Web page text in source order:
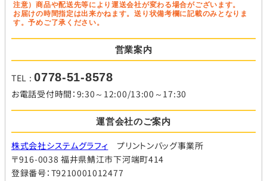
注意）商品や配送先等により運送会社が変わる場合がございます。
お届けの時間指定は出来かねます。送り状備考欄に記載のみとなりま
す。予めご了承ください。
営業案内
TEL :0778-51-8578
お電話受付時間：9:30～12:00/13:00～17:30
運営会社のご案内
株式会社システムグラフィ プリントンバッグ事業所
〒916-0038 福井県鯖江市下河端町414
登録番号：T9210001012477